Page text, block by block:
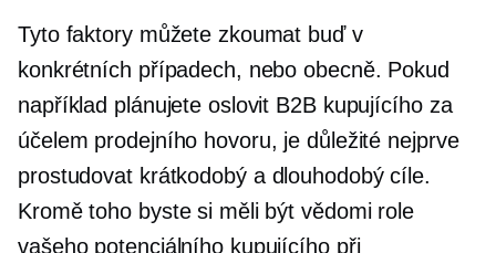
Tyto faktory můžete zkoumat buď v
konkrétních případech, nebo obecně. Pokud
například plánujete oslovit B2B kupujícího za
účelem prodejního hovoru, je důležité nejprve
prostudovat krátkodobýa dlouhodobýcíle.
Kromě toho byste si měli být vědomi role
vašeho potenciálního kupujícího při